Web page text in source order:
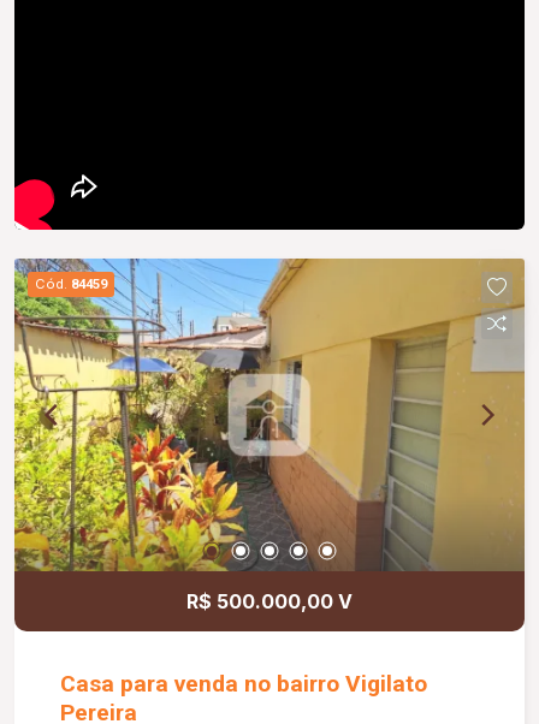
Cód. 84459
R$ 500.000,00 V
Casa para venda no bairro Vigilato
Pereira